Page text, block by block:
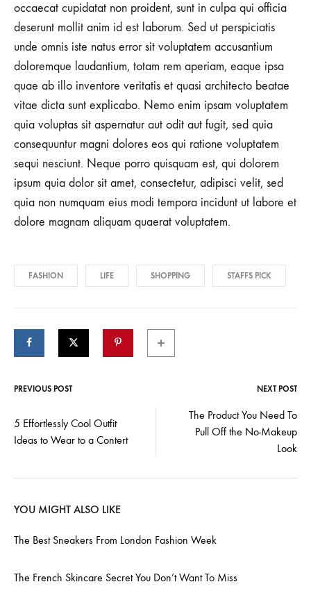
occaecat cupidatat non proident, sunt in culpa qui officia
deserunt mollit anim id est laborum. Sed ut perspiciatis
unde omnis iste natus error sit voluptatem accusantium
doloremque laudantium, totam rem aperiam, eaque ipsa
quae ab illo inventore veritatis et quasi architecto beatae
vitae dicta sunt explicabo. Nemo enim ipsam voluptatem
quia voluptas sit aspernatur aut odit aut fugit, sed quia
consequuntur magni dolores eos qui ratione voluptatem
sequi nesciunt. Neque porro quisquam est, qui dolorem
ipsum quia dolor sit amet, consectetur, adipisci velit, sed
quia non numquam eius modi tempora incidunt ut labore et
dolore magnam aliquam quaerat voluptatem.
FASHION LIFE SHOPPING STAFFS PICK
navigation
PREVIOUS POST NEXT POST
5 Effortlessly Cool Outfit
Ideas to Wear to a Contert
The Product You Need To
Pull Off the No-Makeup
Look
YOU MIGHT ALSO LIKE
The Best Sneakers From London Fashion Week
The French Skincare Secret You Don’t Want To Miss